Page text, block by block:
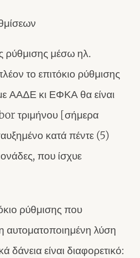
ρύθμισης μέσω ηλ.
το επιτόκιο ρύθμισης
ΑΑΔΕ κι ΕΦΚΑ θα είναι
τριμήνου [σήμερα
κατά πέντε (5)
που ίσχυε
ρύθμισης που
αυτοματοποιημένη λύση
δάνεια είναι διαφορετικό: